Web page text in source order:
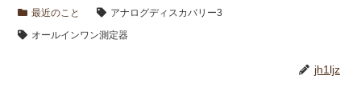
最近のこと
アナログディスカバリー3
オールインワン測定器
jh1ljz